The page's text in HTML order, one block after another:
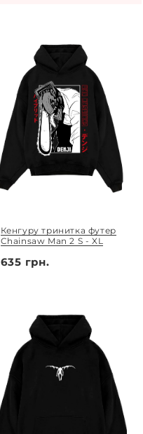
Кенгуру тринитка футер
Chainsaw Man 2 S - XL
635 грн.